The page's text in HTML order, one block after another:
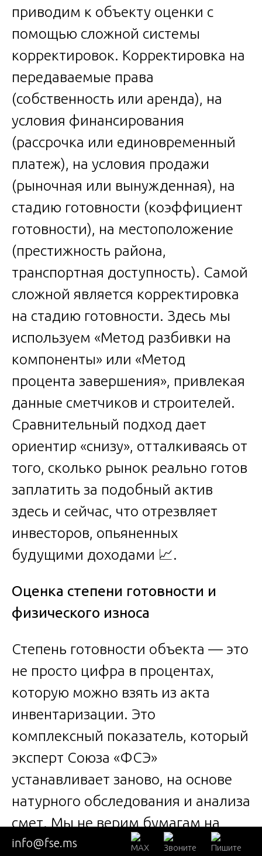
приводим к объекту оценки с
помощью сложной системы
корректировок. Корректировка на
передаваемые права
(собственность или аренда), на
условия финансирования
(рассрочка или единовременный
платеж), на условия продажи
(рыночная или вынужденная), на
стадию готовности (коэффициент
готовности), на местоположение
(престижность района,
транспортная доступность). Самой
сложной является корректировка
на стадию готовности. Здесь мы
используем «Метод разбивки на
компоненты» или «Метод
процента завершения», привлекая
данные сметчиков и строителей.
Сравнительный подход дает
ориентир «снизу», отталкиваясь от
того, сколько рынок реально готов
заплатить за подобный актив
здесь и сейчас, что отрезвляет
инвесторов, опьяненных
будущими доходами 📈.
Оценка степени готовности и
физического износа
Степень готовности объекта — это
не просто цифра в процентах,
которую можно взять из акта
инвентаризации. Это
комплексный показатель, который
эксперт Союза «ФСЭ»
устанавливает заново, на основе
натурного обследования и анализа
смет. Мы не верим бумагам на
слово, мы проверяем. Инженер-
info@fse.ms